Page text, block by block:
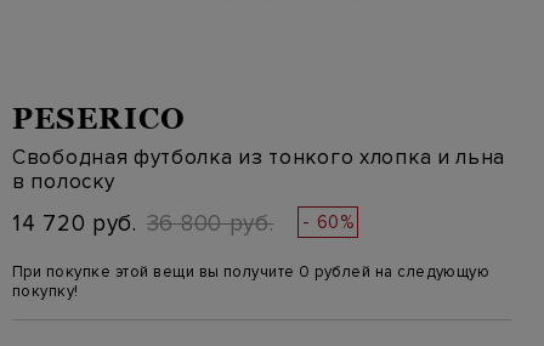
PESERICO
Свободная футболка из тонкого хлопка и льна
в полоску
14 720 руб. 36 800 руб. - 60%
При покупке этой вещи вы получите 0 рублей на следующую
покупку!